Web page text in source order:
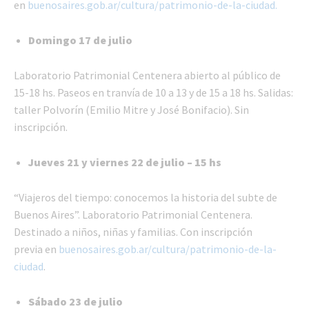
en buenosaires.gob.ar/cultura/patrimonio-de-la-ciudad.
Domingo 17 de julio
Laboratorio Patrimonial Centenera abierto al público de
15-18 hs. Paseos en tranvía de 10 a 13 y de 15 a 18 hs. Salidas:
taller Polvorín (Emilio Mitre y José Bonifacio). Sin
inscripción.
Jueves 21 y viernes 22 de julio – 15 hs
“Viajeros del tiempo: conocemos la historia del subte de
Buenos Aires”. Laboratorio Patrimonial Centenera.
Destinado a niños, niñas y familias. Con inscripción
previa en buenosaires.gob.ar/cultura/patrimonio-de-la-
ciudad.
Sábado 23 de julio